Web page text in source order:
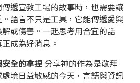
遞宣教工場的故事時，也需要讓
語言不只是工具，它能傳遞愛與
或傷害。一起思考用合宜的話
成為好消息。
安全的拿捏 分享神的作為是敬拜
境日益敏感的今天，言語與資訊